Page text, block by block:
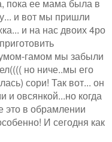
пока ее мама была в
и вот мы пришли
и на нас двоих 4ро
гамом мы забыли
но ниче..мы его
сори! Так вот... он
и овсянкой...но когда
это в обрамлении
И сегодня как